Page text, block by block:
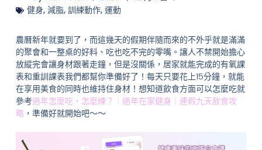
健身, 減脂, 訓練動作, 運動
農曆新年就要到了，而這幾天的假期伴隨而來的不外乎就是滿滿
的聚會和一整桌的好料、吃也吃不完的零嘴。讓人不禁開始擔心
放縱完會讓身材跟著走鐘，但是沒關係，居家就能完成的有氧課
表和重訓課表我們都幫你準備好了！每天只要花上15分鐘，就能
在享用美食的同時也維持住身材！想知道飲食方面可以怎麼吃就
參考過年怎麼吃，怎麼練？｜過年在家健身｜連假九天飲食攻
略，準備好就開始吧～～